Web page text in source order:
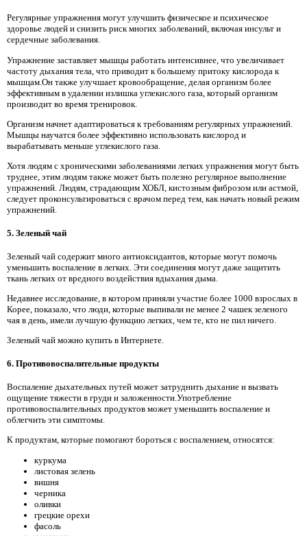
Регулярные упражнения могут улучшить физическое и психическое
здоровье людей и снизить риск многих заболеваний, включая инсульт и
сердечные заболевания.
Упражнение заставляет мышцы работать интенсивнее, что увеличивает
частоту дыхания тела, что приводит к большему притоку кислорода к
мышцам.Он также улучшает кровообращение, делая организм более
эффективным в удалении излишка углекислого газа, который организм
производит во время тренировок.
Организм начнет адаптироваться к требованиям регулярных упражнений.
Мышцы научатся более эффективно использовать кислород и
вырабатывать меньше углекислого газа.
Хотя людям с хроническими заболеваниями легких упражнения могут быть
труднее, этим людям также может быть полезно регулярное выполнение
упражнений. Людям, страдающим ХОБЛ, кистозным фиброзом или астмой,
следует проконсультироваться с врачом перед тем, как начать новый режим
упражнений.
5. Зеленый чай
Зеленый чай содержит много антиоксидантов, которые могут помочь
уменьшить воспаление в легких. Эти соединения могут даже защитить
ткань легких от вредного воздействия вдыхания дыма.
Недавнее исследование, в котором приняли участие более 1000 взрослых в
Корее, показало, что люди, которые выпивали не менее 2 чашек зеленого
чая в день, имели лучшую функцию легких, чем те, кто не пил ничего.
Зеленый чай можно купить в Интернете.
6. Противовоспалительные продукты
Воспаление дыхательных путей может затруднить дыхание и вызвать
ощущение тяжести в груди и заложенности.Употребление
противовоспалительных продуктов может уменьшить воспаление и
облегчить эти симптомы.
К продуктам, которые помогают бороться с воспалением, относятся:
куркума
листовая зелень
вишня
черника
оливки
грецкие орехи
фасоль